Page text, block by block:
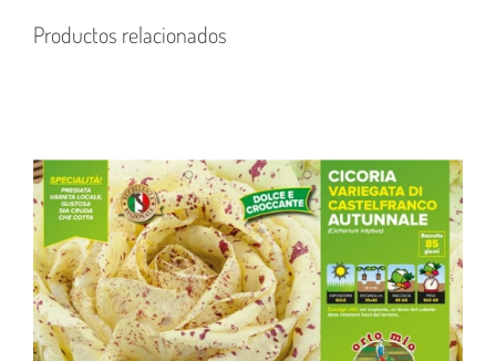
Productos relacionados